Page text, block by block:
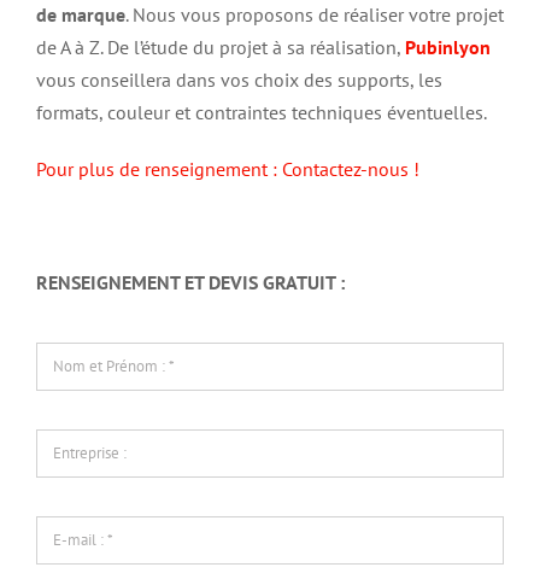
de marque. Nous vous proposons de réaliser votre projet
de A à Z. De l’étude du projet à sa réalisation, Pubinlyon
vous conseillera dans vos choix des supports, les
formats, couleur et contraintes techniques éventuelles.
Pour plus de renseignement : Contactez-nous !
RENSEIGNEMENT ET DEVIS GRATUIT :